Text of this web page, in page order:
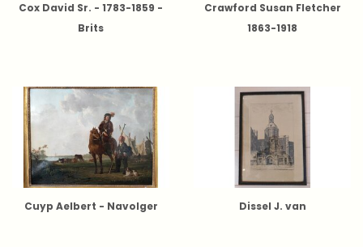
Cox David Sr. - 1783-1859 -
Brits
Crawford Susan Fletcher
1863-1918
Cuyp Aelbert - Navolger Dissel J. van